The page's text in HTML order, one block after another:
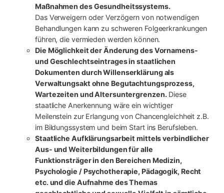
Maßnahmen des Gesundheitssystems.
Das Verweigern oder Verzögern von notwendigen
Behandlungen kann zu schweren Folgeerkrankungen
führen, die vermieden werden können.
Die Möglichkeit der Änderung des Vornamens-
und Geschlechtseintrages in staatlichen
Dokumenten durch Willenserklärung als
Verwaltungsakt ohne Begutachtungsprozess,
Wartezeiten und Altersuntergrenzen.Diese
staatliche Anerkennung wäre ein wichtiger
Meilenstein zur Erlangung von Chancengleichheit z.B.
im Bildungssystem und beim Start ins Berufsleben.
Staatliche Aufklärungsarbeit mittels verbindlicher
Aus- und Weiterbildungen für alle
Funktionsträger in den Bereichen Medizin,
Psychologie / Psychotherapie, Pädagogik, Recht
etc. und die Aufnahme des Themas